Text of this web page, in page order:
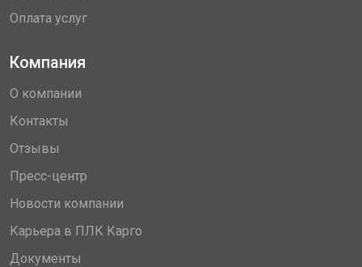
Оплата услуг
Компания
О компании
Контакты
Отзывы
Пресс-центр
Новости компании
Карьера в ПЛК Карго
Документы